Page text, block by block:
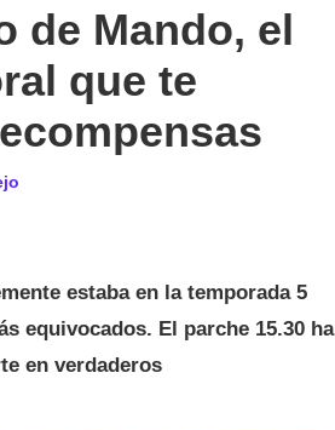
de Mando, el
que te
estaba en la temporada 5
equivocados. El parche 15.30 ha
en verdaderos